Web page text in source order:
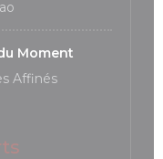
Moment
Affinés